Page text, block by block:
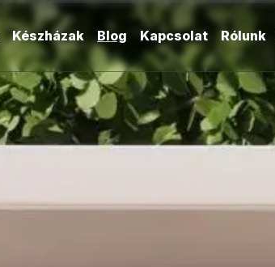
Készházak Blog Kapcsolat Rólunk